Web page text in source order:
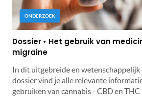
ONDERZOEK
Dossier • Het gebruik van
migraine
In dit uitgebreide en
dossier vind je alle relevante
gebruiken van cannabis - CBD en THC